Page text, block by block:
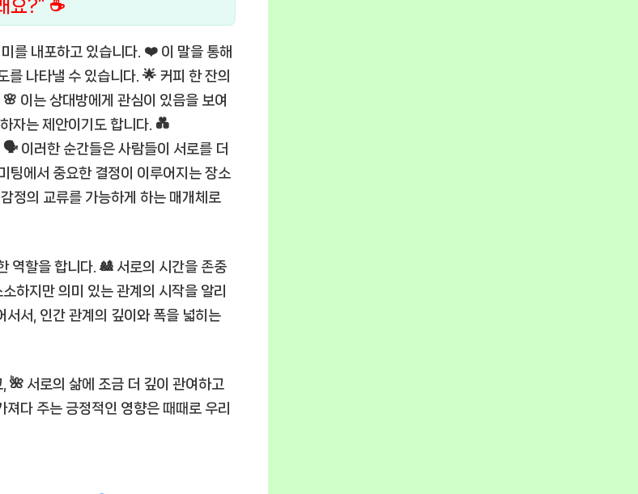
요?” ☕
를 내포하고 있습니다. ❤️ 이 말을 통해
나타낼 수 있습니다. 🌟 커피 한 잔의
이는 상대방에게 관심이 있음을 보여
자는 제안이기도 합니다. 💑
이러한 순간들은 사람들이 서로를 더
팅에서 중요한 결정이 이루어지는 장소
정의 교류를 가능하게 하는 매개체로
역할을 합니다. 🎎 서로의 시간을 존중
하지만 의미 있는 관계의 시작을 알리
서, 인간 관계의 깊이와 폭을 넓히는
🌺 서로의 삶에 조금 더 깊이 관여하고
다 주는 긍정적인 영향은 때때로 우리